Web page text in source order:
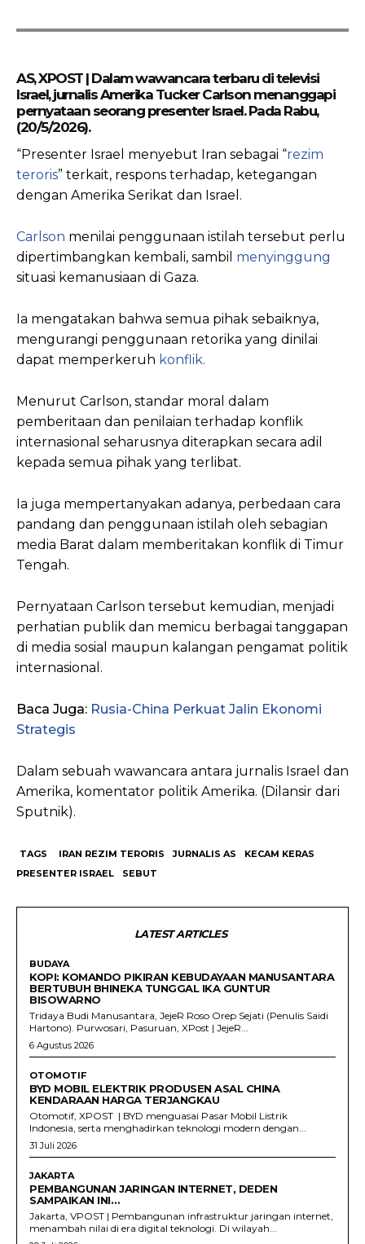
AS, XPOST | Dalam wawancara terbaru di televisi
Israel, jurnalis Amerika Tucker Carlson menanggapi
pernyataan seorang presenter Israel. Pada Rabu,
(20/5/2026).
“Presenter Israel menyebut Iran sebagai “rezim
teroris” terkait, respons terhadap, ketegangan
dengan Amerika Serikat dan Israel.
Carlson menilai penggunaan istilah tersebut perlu
dipertimbangkan kembali, sambil menyinggung
situasi kemanusiaan di Gaza.
Ia mengatakan bahwa semua pihak sebaiknya,
mengurangi penggunaan retorika yang dinilai
dapat memperkeruh konflik.
Menurut Carlson, standar moral dalam
pemberitaan dan penilaian terhadap konflik
internasional seharusnya diterapkan secara adil
kepada semua pihak yang terlibat.
Ia juga mempertanyakan adanya, perbedaan cara
pandang dan penggunaan istilah oleh sebagian
media Barat dalam memberitakan konflik di Timur
Tengah.
Pernyataan Carlson tersebut kemudian, menjadi
perhatian publik dan memicu berbagai tanggapan
di media sosial maupun kalangan pengamat politik
internasional.
Baca Juga: Rusia-China Perkuat Jalin Ekonomi
Strategis
Dalam sebuah wawancara antara jurnalis Israel dan
Amerika, komentator politik Amerika. (Dilansir dari
Sputnik).
TAGS IRAN REZIM TERORIS JURNALIS AS
KECAM KERAS
PRESENTER ISRAEL
SEBUT
LATEST ARTICLES
BUDAYA
KOPI: KOMANDO PIKIRAN KEBUDAYAAN MANUSANTARA
BERTUBUH BHINEKA TUNGGAL IKA GUNTUR
BISOWARNO
Tridaya Budi Manusantara, JejeR Roso Orep Sejati (Penulis Saidi
Hartono). Purwosari, Pasuruan, XPost | JejeR...
6 Agustus 2026
OTOMOTIF
BYD MOBIL ELEKTRIK PRODUSEN ASAL CHINA
KENDARAAN HARGA TERJANGKAU
Otomotif, XPOST | BYD menguasai Pasar Mobil Listrik
Indonesia, serta menghadirkan teknologi modern dengan...
31 Juli 2026
JAKARTA
PEMBANGUNAN JARINGAN INTERNET, DEDEN
SAMPAIKAN INI…
Jakarta, VPOST | Pembangunan infrastruktur jaringan internet,
menambah nilai di era digital teknologi. Di wilayah...